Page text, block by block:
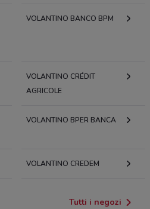
VOLANTINO BANCO BPM
VOLANTINO CRÉDIT
AGRICOLE
VOLANTINO BPER BANCA
VOLANTINO CREDEM
Tutti i negozi